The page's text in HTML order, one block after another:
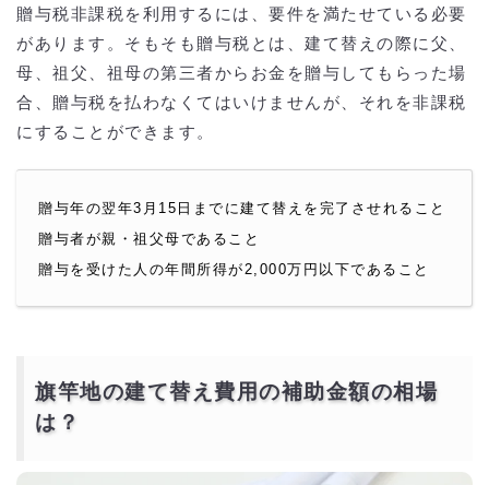
贈与税非課税を利用するには、要件を満たせている必要
があります。そもそも贈与税とは、建て替えの際に父、
母、祖父、祖母の第三者からお金を贈与してもらった場
合、贈与税を払わなくてはいけませんが、それを非課税
にすることができます。
贈与年の翌年3月15日までに建て替えを完了させれること
贈与者が親・祖父母であること
贈与を受けた人の年間所得が2,000万円以下であること
旗竿地の建て替え費用の補助金額の相場
は？